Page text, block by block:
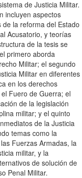
de Justicia Militar.
incluyen aspectos
la reforma del Estado
Acusatorio, y teorías
de la tesis se
primero aborda
Militar; el segundo
Militar en diferentes
en los derechos
Fuero de Guerra; el
de la legislación
militar; y el quinto
de la Justicia
temas como la
Fuerzas Armadas, la
militar, y la
de solución de
Penal Militar.